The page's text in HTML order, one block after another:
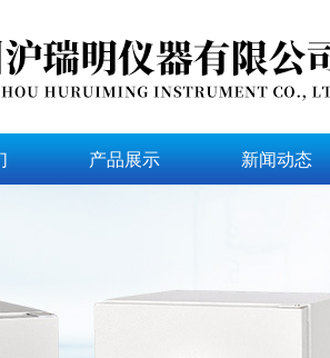
产品展示 新闻动态